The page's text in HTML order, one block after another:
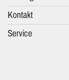
Kontakt
Service